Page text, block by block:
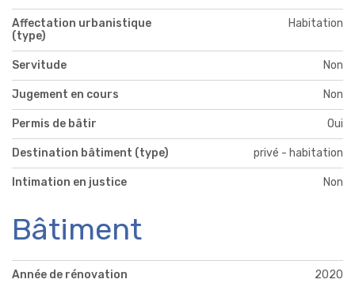
Affectation urbanistique
(type)
Habitation
Servitude Non
Jugement en cours Non
Permis de bâtir Oui
Destination bâtiment (type) privé - habitation
Intimation en justice Non
Bâtiment
Année de rénovation 2020